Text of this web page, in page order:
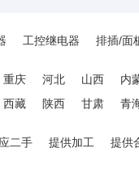
工控继电器 排插/面
设备 航空接头/防水接头
与驱动器 光源灯具及配
重庆 河北 山西 内
西藏 陕西 甘肃 青
二手 提供加工 提供